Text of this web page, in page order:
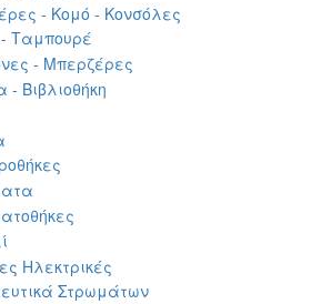
- Κομό - Κονσόλες
Ταμπουρέ
- Μπερζέρες
Βιβλιοθήκη
Ηλεκτρικές
Στρωμάτων